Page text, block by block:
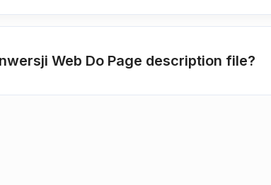
Web Do Page description file?